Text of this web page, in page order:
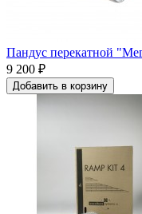
Пандус перекатной
9 200 ₽
Добавить в корзину